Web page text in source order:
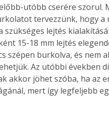
utóbb cserére szorul.
tervezzünk, hogy
szükséges lejtés
15-18 mm lejtés
szépen burkolva, és nem
Az utóbbi években
akkor jöhet szóba, ha az
mert így legfeljebb